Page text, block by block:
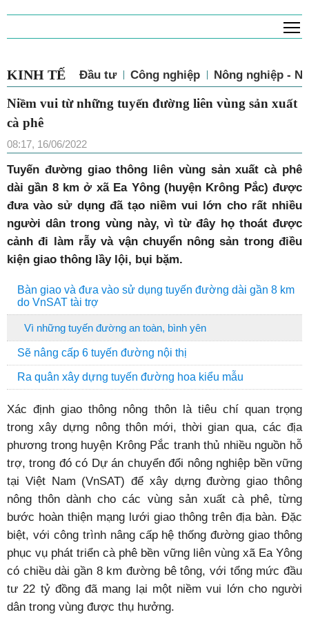
KINH TẾ Đầu tư Công nghiệp Nông nghiệp -
Niềm vui từ những tuyến đường liên vùng sản xuất
cà phê
08:17, 16/06/2022
Tuyến đường giao thông liên vùng sản xuất cà phê
dài gần 8 km ở xã Ea Yông (huyện Krông Pắc) được
đưa vào sử dụng đã tạo niềm vui lớn cho rất nhiều
người dân trong vùng này, vì từ đây họ thoát được
cảnh đi làm rẫy và vận chuyển nông sản trong điều
kiện giao thông lầy lội, bụi bặm.
Bàn giao và đưa vào sử dụng tuyến đường dài gần 8 km
do VnSAT tài trợ
Vì những tuyến đường an toàn, bình yên
Sẽ nâng cấp 6 tuyến đường nội thị
Ra quân xây dựng tuyến đường hoa kiểu mẫu
Xác định giao thông nông thôn là tiêu chí quan trọng
trong xây dựng nông thôn mới, thời gian qua, các địa
phương trong huyện Krông Pắc tranh thủ nhiều nguồn hỗ
trợ, trong đó có Dự án chuyển đổi nông nghiệp bền vững
tại Việt Nam (VnSAT) để xây dựng đường giao thông
nông thôn dành cho các vùng sản xuất cà phê, từng
bước hoàn thiện mạng lưới giao thông trên địa bàn. Đặc
biệt, với công trình nâng cấp hệ thống đường giao thông
phục vụ phát triển cà phê bền vững liên vùng xã Ea Yông
có chiều dài gần 8 km đường bê tông, với tổng mức đầu
tư 22 tỷ đồng đã mang lại một niềm vui lớn cho người
dân trong vùng được thụ hưởng.